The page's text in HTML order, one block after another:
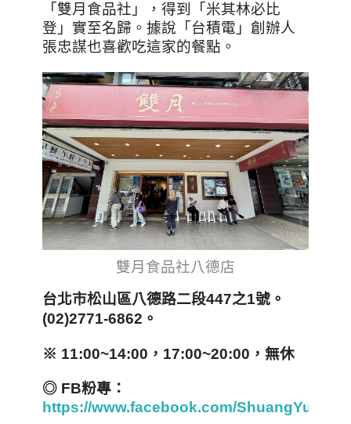
「雙月食品社」，得到「米其林必比
登」實至名歸。據說「台積電」創辦人
張忠謀也喜歡吃這家的餐點。
雙月食品社八德店
台北市松山區八德路二段447之1號。
(02)2771-6862。
※ 11:00~14:00，17:00~20:00，無休
◎ FB粉專：
https://www.facebook.com/